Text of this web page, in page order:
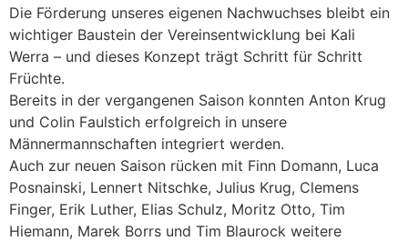
Die Förderung unseres eigenen Nachwuchses bleibt ein
wichtiger Baustein der Vereinsentwicklung bei Kali
Werra – und dieses Konzept trägt Schritt für Schritt
Früchte.
Bereits in der vergangenen Saison konnten Anton Krug
und Colin Faulstich erfolgreich in unsere
Männermannschaften integriert werden.
Auch zur neuen Saison rücken mit Finn Domann, Luca
Posnainski, Lennert Nitschke, Julius Krug, Clemens
Finger, Erik Luther, Elias Schulz, Moritz Otto, Tim
Hiemann, Marek Borrs und Tim Blaurock weitere